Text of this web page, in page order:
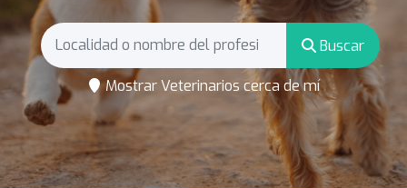
Buscar
Mostrar Veterinarios cerca de mí